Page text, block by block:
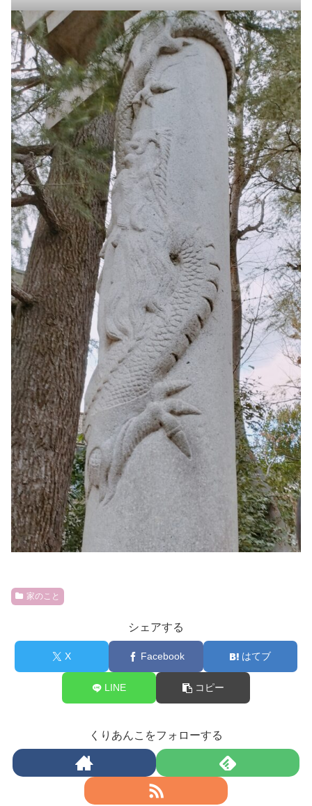
家のこと
シェアする
X Facebook はてブ
LINE コピー
くりあんこをフォローする